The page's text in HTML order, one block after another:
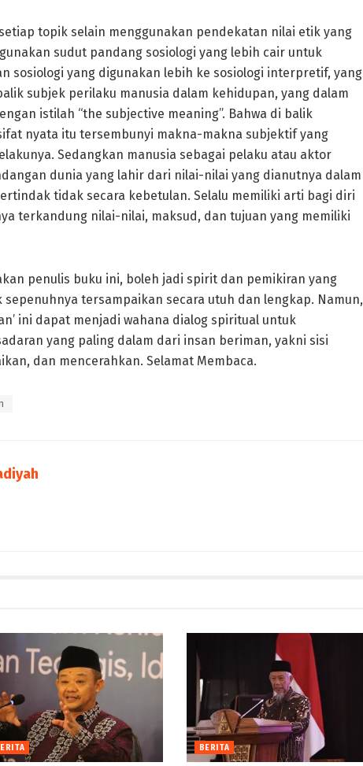
topik selain menggunakan pendekatan nilai etik yang
sudut pandang sosiologi yang lebih cair untuk
sosiologi yang digunakan lebih ke sosiologi interpretif, yang
subjek perilaku manusia dalam kehidupan, yang dalam
istilah “the subjective meaning”. Bahwa di balik
nyata itu tersembunyi makna-makna subjektif yang
Sedangkan manusia sebagai pelaku atau aktor
dunia yang lahir dari nilai-nilai yang dianutnya dalam
tidak secara kebetulan. Selalu memiliki arti bagi diri
terkandung nilai-nilai, maksud, dan tujuan yang memiliki
penulis buku ini, boleh jadi spirit dan pemikiran yang
tersampaikan secara utuh dan lengkap. Namun,
ini dapat menjadi wahana dialog spiritual untuk
yang paling dalam dari insan beriman, yakni sisi
dan mencerahkan. Selamat Membaca.
BERITA